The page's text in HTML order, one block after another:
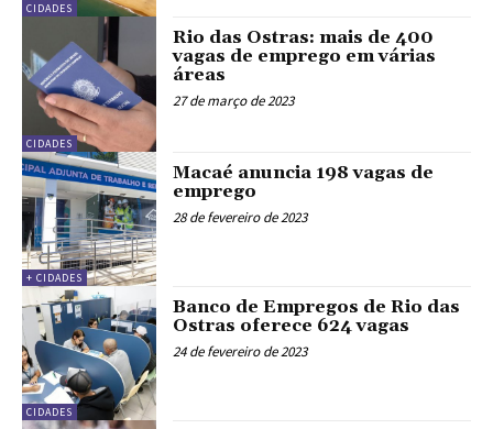
CIDADES
CIDADES
Rio das Ostras: mais de 400
vagas de emprego em várias
áreas
27 de março de 2023
+ CIDADES
Macaé anuncia 198 vagas de
emprego
28 de fevereiro de 2023
CIDADES
Banco de Empregos de Rio das
Ostras oferece 624 vagas
24 de fevereiro de 2023